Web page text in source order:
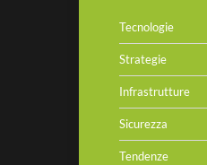
Tecnologie
Strategie
Infrastrutture
Sicurezza
Tendenze